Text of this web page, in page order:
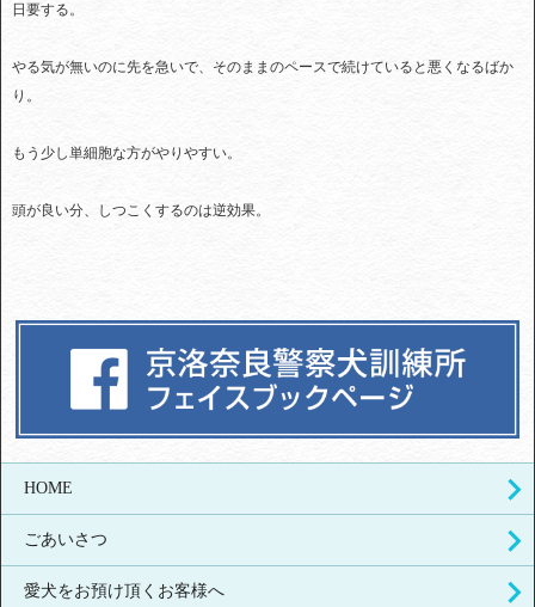
日要する。
やる気が無いのに先を急いで、そのままのペースで続けていると悪くなるばか
り。
もう少し単細胞な方がやりやすい。
頭が良い分、しつこくするのは逆効果。
HOME
ごあいさつ
愛犬をお預け頂くお客様へ